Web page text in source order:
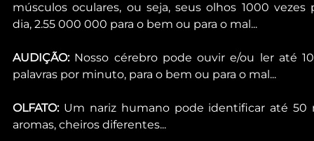
músculos oculares, ou seja, seus olhos 1000 vezes
dia, 2.55 000 000 para o bem ou para o mal...
AUDIÇÃO: Nosso cérebro pode ouvir e/ou ler até
palavras por minuto, para o bem ou para o mal...
OLFATO: Um nariz humano pode identificar até 50
aromas, cheiros diferentes...